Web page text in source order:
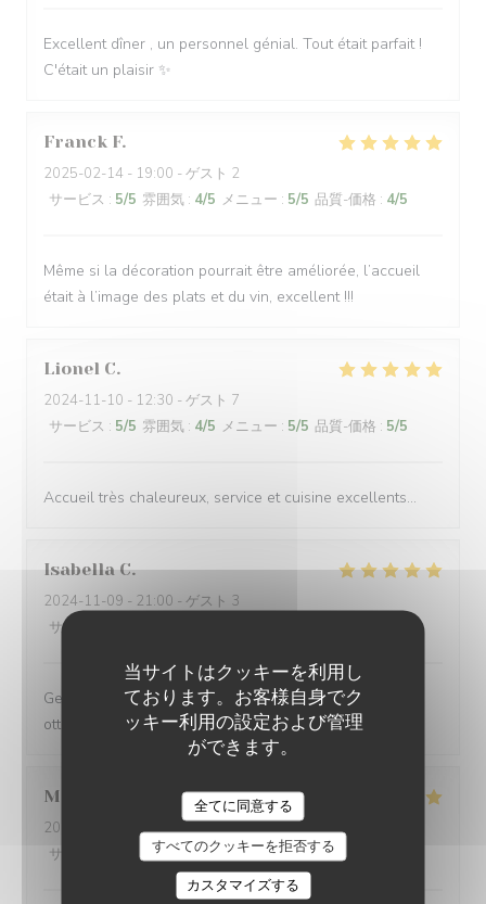
当サイトはクッキーを利用し
ております。お客様自身でク
ッキー利用の設定および管理
ができます。
全てに同意する
すべてのクッキーを拒否する
カスタマイズする
Excellent dîner , un personnel génial. Tout était parfait !
C'était un plaisir ✨️
Franck F
2025-02-14 - 19:00 - ゲスト 2
サービス : 5/5 雰囲気 : 4/5 メニュー : 5/5 品質-価格 : 4/5
Même si la décoration pourrait être améliorée, l’accueil
était à l’image des plats et du vin, excellent !!!
Lionel C
2024-11-10 - 12:30 - ゲスト 7
サービス : 5/5 雰囲気 : 4/5 メニュー : 5/5 品質-価格 : 5/5
Accueil très chaleureux, service et cuisine excellents...
Isabella C
2024-11-09 - 21:00 - ゲスト 3
サービス
Gestione molto ospitale e personale gentilissimo. Cibo
ottimo. Torneremo
MICHAELA
2023-10-29
- 12:30 - ゲスト 3
サービス
雰囲気 :5/5 メニュー: 5/5 品質-価格